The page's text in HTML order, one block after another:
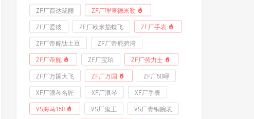
ZF厂百达翡丽 ZF厂理查德米勒
ZF厂爱彼 ZF厂欧米茄蝶飞 ZF厂手表
ZF厂帝舵钛土豆 ZF厂帝舵碧湾
ZF厂帝舵 ZF厂宝珀 ZF厂劳力士
ZF厂万国大飞 ZF厂万国 ZF厂50噚
XF厂浪琴名匠 XF厂浪琴 XF厂手表
VS海马150 VS厂鬼王 VS厂青铜腕表